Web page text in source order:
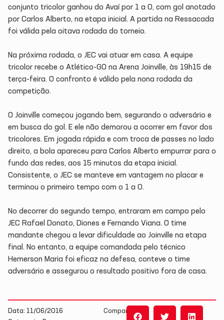
conjunto tricolor ganhou do Avaí por 1 a 0, com gol anotado
por Carlos Alberto, na etapa inicial. A partida na Ressacada
foi válida pela oitava rodada do torneio.
Na próxima rodada, o JEC vai atuar em casa. A equipe
tricolor recebe o Atlético-GO na Arena Joinville, às 19h15 de
terça-feira. O confronto é válido pela nona rodada da
competição.
O Joinville começou jogando bem, segurando o adversário e
em busca do gol. E ele não demorou a ocorrer em favor dos
tricolores. Em jogada rápida e com troca de passes no lado
direito, a bola apareceu para Carlos Alberto empurrar para o
fundo das redes, aos 15 minutos da etapa inicial.
Consistente, o JEC se manteve em vantagem no placar e
terminou o primeiro tempo com o 1 a 0.
No decorrer do segundo tempo, entraram em campo pelo
JEC Rafael Donato, Diones e Fernando Viana. O time
mandante chegou a levar dificuldade ao Joinville na etapa
final. No entanto, a equipe comandada pelo técnico
Hemerson Maria foi eficaz na defesa, conteve o time
adversário e assegurou o resultado positivo fora de casa.
Data: 11/06/2016
Compartilhe: